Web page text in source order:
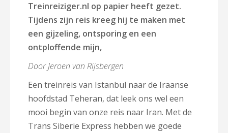
Treinreiziger.nl op papier heeft gezet.
Tijdens zijn reis kreeg hij te maken met
een gijzeling, ontsporing en een
ontploffende mijn,
Door Jeroen van Rijsbergen
Een treinreis van Istanbul naar de Iraanse
hoofdstad Teheran, dat leek ons wel een
mooi begin van onze reis naar Iran. Met de
Trans Siberie Express hebben we goede